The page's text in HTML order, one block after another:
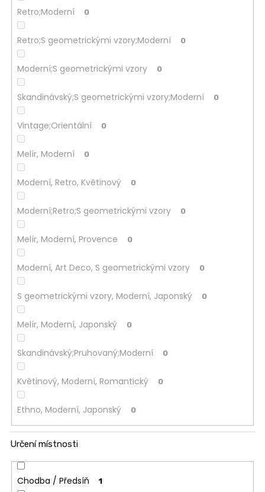
Retro;Moderní 0
Retro;S geometrickými vzory;Moderní 0
Moderní;S geometrickými vzory 0
Skandinávský;S geometrickými vzory;Moderní 0
Vintage;Orientální 0
Melír, Moderní 0
Moderní, Retro, Květinový 0
Moderní;Retro;S geometrickými vzory 0
Melír, Moderní, Provence 0
Moderní, Art Deco, S geometrickými vzory 0
S geometrickými vzory, Moderní, Japonský 0
Melír, Moderní, Japonský 0
Skandinávský;Pruhovaný;Moderní 0
Květinový, Moderní, Romantický 0
Ethno, Moderní, Japonský 0
Určení místnosti
Chodba / Předsíň 1